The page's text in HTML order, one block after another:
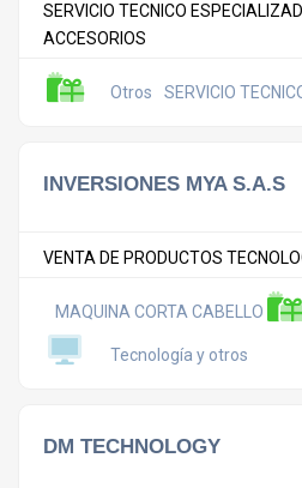
SERVICIO TECNICO
ACCESORIOS
Otros SERVICIO
INVERSIONES MYA S.A.S
VENTA DE PRODUCTOS
MAQUINA CORTA CABELLO
Tecnología y otros
DM TECHNOLOGY